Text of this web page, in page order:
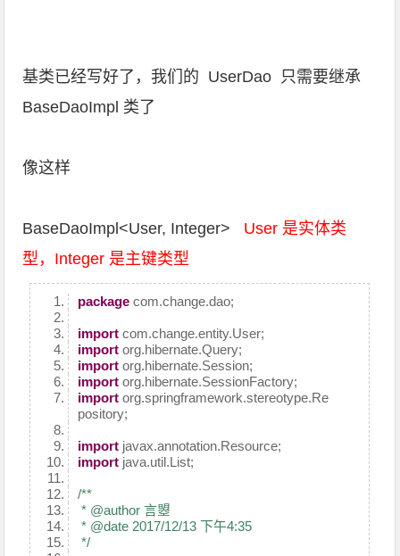
基类已经写好了，我们的 UserDao 只需要继承
BaseDaoImpl 类了
像这样
BaseDaoImpl<User, Integer> User 是实体类
型，Integer 是主键类型
package com.change.dao;
import com.change.entity.User;
import org.hibernate.Query;
import org.hibernate.Session;
import org.hibernate.SessionFactory;
import org.springframework.stereotype.Re
pository;
import javax.annotation.Resource;
import java.util.List;
/**
* @author 言曌
* @date 2017/12/13 下午4:35
*/